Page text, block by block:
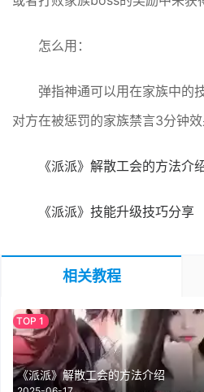
怎么用：
弹指神通可以用在家族中的
对方在被惩罚的家族禁言3分钟效
《派派》解散工会的方法介
《派派》技能升级技巧分享
相关教程
《派派》解散工会的方法介绍